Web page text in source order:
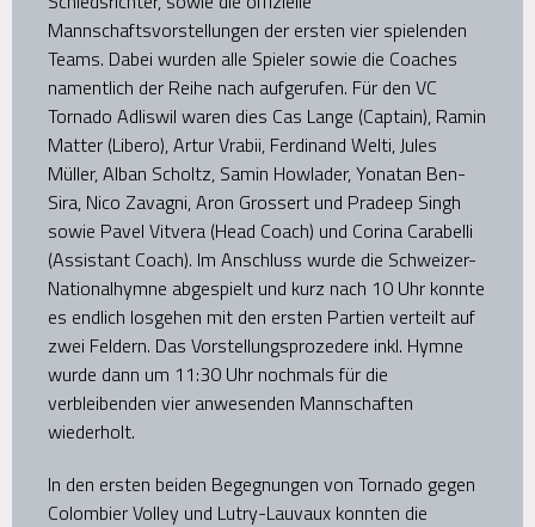
Mannschaftsvorstellungen der ersten vier spielenden
Teams. Dabei wurden alle Spieler sowie die Coaches
namentlich der Reihe nach aufgerufen. Für den VC
Tornado Adliswil waren dies Cas Lange (Captain), Ramin
Matter (Libero), Artur Vrabii, Ferdinand Welti, Jules
Müller, Alban Scholtz, Samin Howlader, Yonatan Ben-
Sira, Nico Zavagni, Aron Grossert und Pradeep Singh
sowie Pavel Vitvera (Head Coach) und Corina Carabelli
(Assistant Coach). Im Anschluss wurde die Schweizer-
Nationalhymne abgespielt und kurz nach 10 Uhr konnte
es endlich losgehen mit den ersten Partien verteilt auf
zwei Feldern. Das Vorstellungsprozedere inkl. Hymne
wurde dann um 11:30 Uhr nochmals für die
verbleibenden vier anwesenden Mannschaften
wiederholt.
In den ersten beiden Begegnungen von Tornado gegen
Colombier Volley und Lutry-Lauvaux konnten die